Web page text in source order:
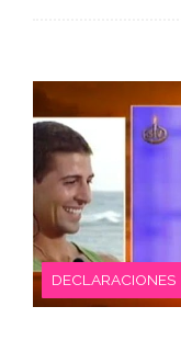
DECLARACIONES